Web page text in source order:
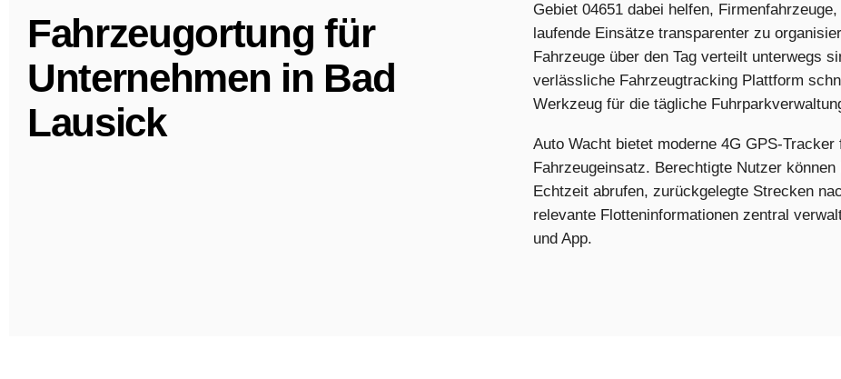
Fahrzeugortung für
Unternehmen in Bad
Lausick
Gebiet 04651 dabei helfen,
laufende Einsätze transparenter zu
Fahrzeuge über den Tag verteilt unterwegs
verlässliche Fahrzeugtracking Plattform
Werkzeug für die tägliche
Auto Wacht bietet moderne 4G GPS-Tracker
Fahrzeugeinsatz. Berechtigte Nutzer
Echtzeit abrufen, zurückgelegte Strecken
relevante Flotteninformationen zentral
und App.